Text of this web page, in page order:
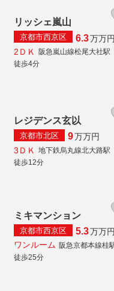
リッシェ嵐山
京都市西京区 6.3万万円
2ＤＫ
阪急嵐山線松尾大社駅
徒歩4分
レジデンス玄以
京都市北区 9万万円
3ＤＫ
地下鉄烏丸線北大路駅
徒歩12分
ミキマンション
京都市西京区 5.3万万円
ワンルーム 阪急京都本線桂
徒歩25分